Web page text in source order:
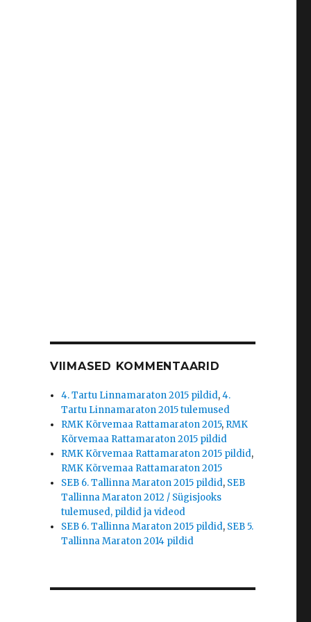
VIIMASED KOMMENTAARID
4. Tartu Linnamaraton 2015 pildid,4.
Tartu Linnamaraton 2015 tulemused
RMK Kõrvemaa Rattamaraton 2015, RMK
Kõrvemaa Rattamaraton 2015 pildid
RMK Kõrvemaa Rattamaraton 2015 pildid,
RMK Kõrvemaa Rattamaraton 2015
SEB 6. Tallinna Maraton 2015 pildid, SEB
Tallinna Maraton 2012 / Sügisjooks
tulemused, pildid ja videod
SEB 6. Tallinna Maraton 2015 pildid, SEB 5.
Tallinna Maraton 2014 pildid